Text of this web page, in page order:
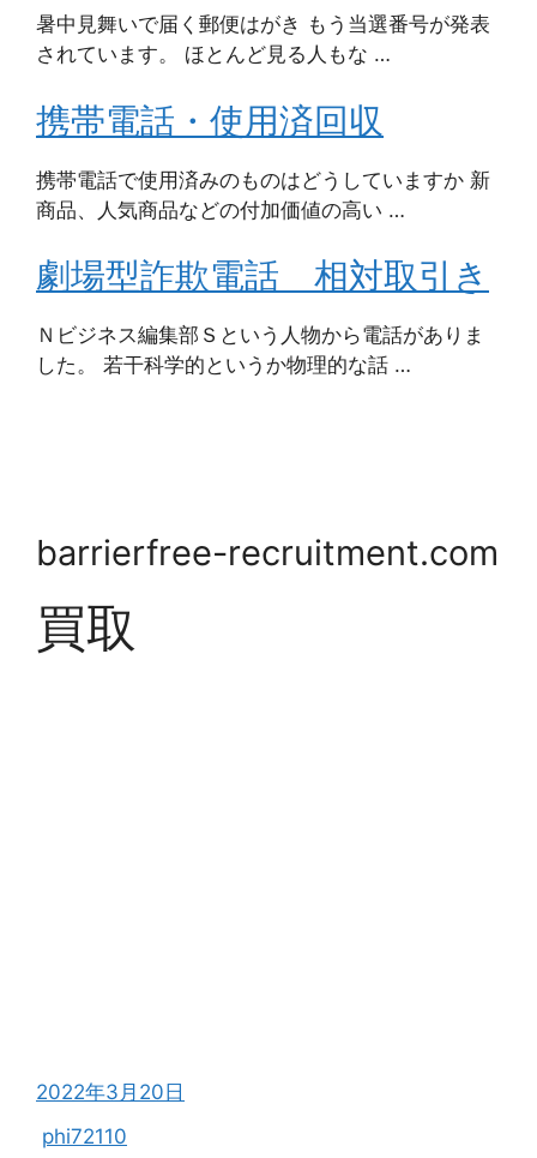
暑中見舞いで届く郵便はがき もう当選番号が発表
されています。 ほとんど見る人もな …
携帯電話・使用済回収
携帯電話で使用済みのものはどうしていますか 新
商品、人気商品などの付加価値の高い …
劇場型詐欺電話 相対取引き
Ｎビジネス編集部Ｓという人物から電話がありま
した。 若干科学的というか物理的な話 …
barrierfree-recruitment.com
買取
2022年3月20日
phi72110